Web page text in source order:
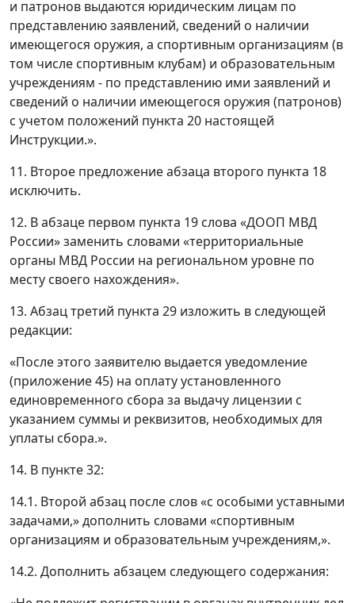
и патронов выдаются юридическим лицам по
представлению заявлений, сведений о наличии
имеющегося оружия, а спортивным организациям (в
том числе спортивным клубам) и образовательным
учреждениям - по представлению ими заявлений и
сведений о наличии имеющегося оружия (патронов)
с учетом положений пункта 20 настоящей
Инструкции.».
11. Второе предложение абзаца второго пункта 18
исключить.
12. В абзаце первом пункта 19 слова «ДООП МВД
России» заменить словами «территориальные
органы МВД России на региональном уровне по
месту своего нахождения».
13. Абзац третий пункта 29 изложить в следующей
редакции:
«После этого заявителю выдается уведомление
(приложение 45) на оплату установленного
единовременного сбора за выдачу лицензии с
указанием суммы и реквизитов, необходимых для
уплаты сбора.».
14. В пункте 32:
14.1. Второй абзац после слов «с особыми уставными
задачами,» дополнить словами «спортивным
организациям и образовательным учреждениям,».
14.2. Дополнить абзацем следующего содержания: